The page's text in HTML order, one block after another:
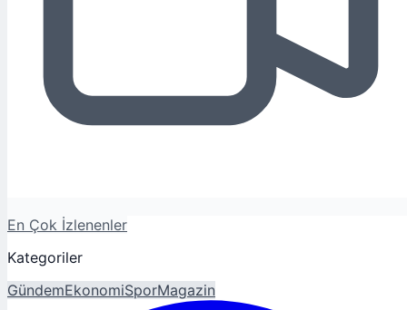
En Çok İzlenenler
Kategoriler
GündemEkonomiSporMagazin